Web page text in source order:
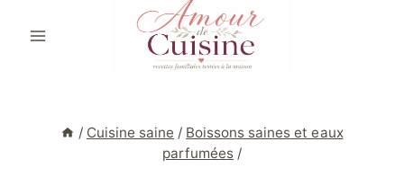
/ Cuisine saine / Boissons saines et eaux
parfumées /